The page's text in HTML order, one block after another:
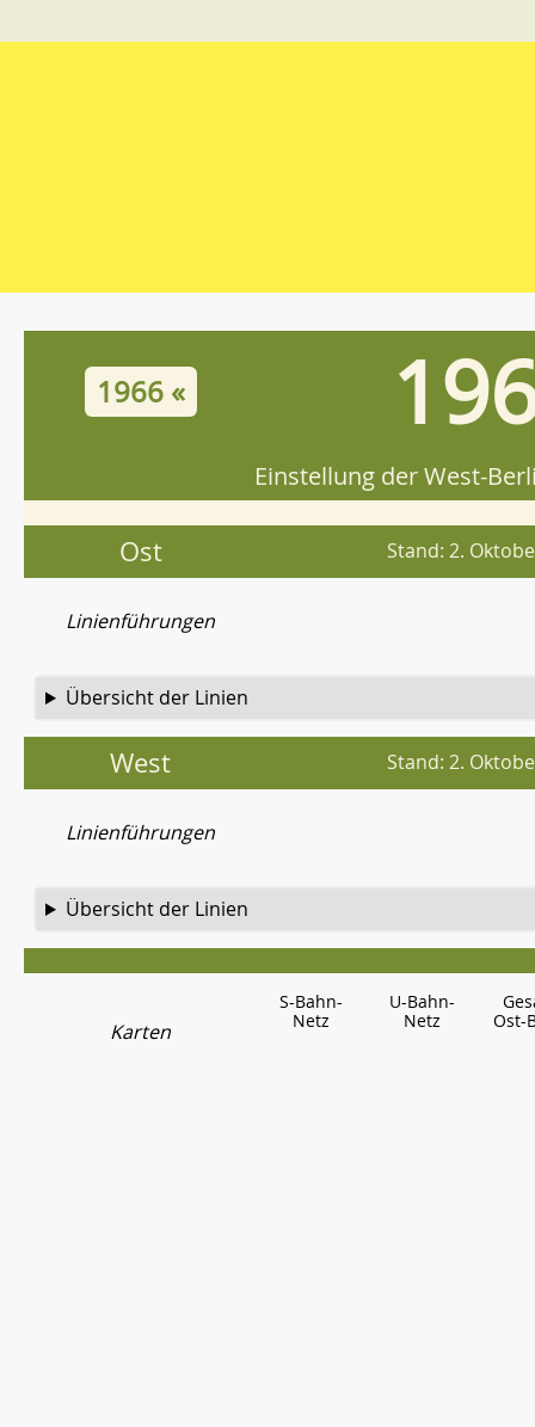
1966 «
Einstellung der West-
Ost Stand: 2.
Linienführungen
Übersicht der Linien
West Stand: 2.
Linienführungen
Übersicht der Linien
Karten
S-Bahn-
Netz
U-Bahn-
Netz
Ost-